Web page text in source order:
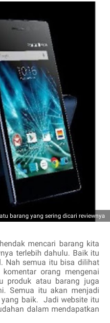
barang yang sering dicari reviewnya
mencari barang kita
terlebih dahulu. Baik itu
Nah semua itu bisa dilihat
orang mengenai
produk atau barang juga
Semua itu akan menjadi
baik. Jadi website itu
dalam mendapatkan